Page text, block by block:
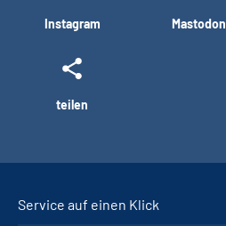
Instagram Mastodon
teilen
Service auf einen Klick